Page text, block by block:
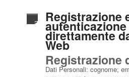
Registrazione
direttamente
Web
Registrazione
Dati Personali: cognome;